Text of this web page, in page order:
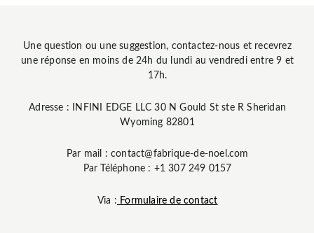
Une question ou une suggestion, contactez-nous et recevrez
une réponse en moins de 24h du lundi au vendredi entre 9 et
17h.
Adresse : INFINI EDGE LLC 30 N Gould St ste R Sheridan
Wyoming 82801
Par mail : contact@fabrique-de-noel.com
Par Téléphone : +1 307 249 0157
Via : Formulaire de contact